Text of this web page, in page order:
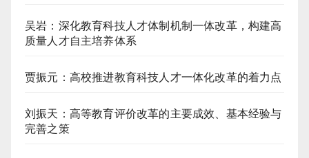
吴岩：深化教育科技人才体制机制一体改革，构建高
质量人才自主培养体系
贾振元：高校推进教育科技人才一体化改革的着力点
刘振天：高等教育评价改革的主要成效、基本经验与
完善之策